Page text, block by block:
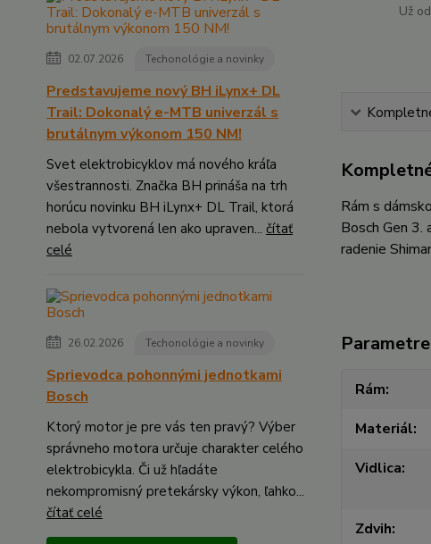
02.07.2026 Techonológie a novinky
Predstavujeme nový BH iLynx+ DL
Trail: Dokonalý e-MTB univerzál s
brutálnym výkonom 150 NM!
Svet elektrobicyklov má nového kráľa
všestrannosti. Značka BH prináša na trh
horúcu novinku BH iLynx+ DL Trail, ktorá
nebola vytvorená len ako upraven... čítať
celé
26.02.2026 Techonológie a novinky
Sprievodca pohonnými jednotkami
Bosch
Ktorý motor je pre vás ten pravý? Výber
správneho motora určuje charakter celého
elektrobicykla. Či už hľadáte
nekompromisný pretekársky výkon, ľahko...
čítať celé
Už
Rám s
Bosch Gen
radenie
Parametre
Rám
Materiál
Vidlica
Zdvih